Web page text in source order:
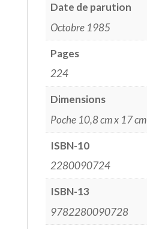
Date de parution
Octobre 1985
Pages
224
Dimensions
Poche 10,8 cm x 17 cm
ISBN-10
2280090724
ISBN-13
9782280090728